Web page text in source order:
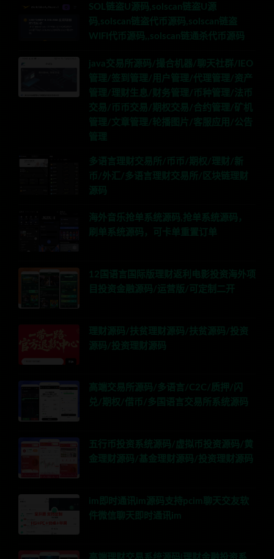
SOL链盗U源码,solscan链盗U源
码,solscan链盗代币源码,solscan链盗
WIFI代币源码,,solscan链通杀代币源码
java交易所源码/撮合机器/聊天社群/IEO
管理/签到管理/用户管理/代理管理/资产
管理/理财生息/财务管理/币种管理/法币
交易/币币交易/期权交易/合约管理/矿机
管理/文章管理/轮播图片/客服应用/公告
管理
多语言理财交易所/币币/期权/理财/新
币/外汇/多语言理财交易所/区块链理财
源码
海外音乐抢单系统源码,抢单系统源码，
刷单系统源码，可卡单重置订单
12国语言国际版理财返利电影投资海外项
目投资金融源码/运营版/可定制二开
理财源码/扶贫理财源码/扶贫源码/投资
源码/投资理财源码
高端交易所源码/多语言/C2C/质押/闪
兑/期权/借币/多国语言交易所系统源码
五行币投资系统源码/虚拟币投资源码/黄
金理财源码/基金理财源码/投资理财源码
im即时通讯im源码支持pcim聊天交友软
件微信聊天即时通讯im